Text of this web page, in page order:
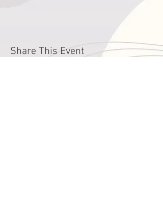
Share This Event